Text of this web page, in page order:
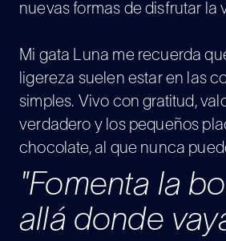
nuevas formas de disfrutar la
Mi gata Luna me recuerda
ligereza suelen estar en las
simples. Vivo con gratitud,
verdadero y los pequeños
chocolate, al que nunca
"Fomenta la
allá donde